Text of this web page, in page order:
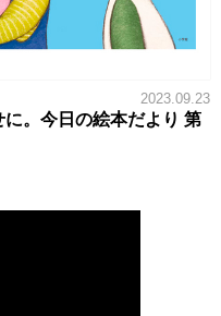
2023.09.23
に。今日の絵本だより 第